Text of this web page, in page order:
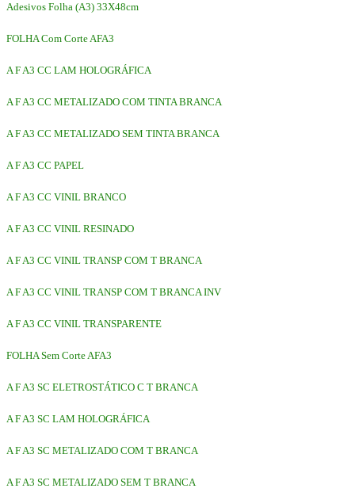
Adesivos Folha (A3) 33X48cm
FOLHA Com Corte AFA3
A F A3 CC LAM HOLOGRÁFICA
A F A3 CC METALIZADO COM TINTA BRANCA
A F A3 CC METALIZADO SEM TINTA BRANCA
A F A3 CC PAPEL
A F A3 CC VINIL BRANCO
A F A3 CC VINIL RESINADO
A F A3 CC VINIL TRANSP COM T BRANCA
A F A3 CC VINIL TRANSP COM T BRANCA INV
A F A3 CC VINIL TRANSPARENTE
FOLHA Sem Corte AFA3
A F A3 SC ELETROSTÁTICO C T BRANCA
A F A3 SC LAM HOLOGRÁFICA
A F A3 SC METALIZADO COM T BRANCA
A F A3 SC METALIZADO SEM T BRANCA